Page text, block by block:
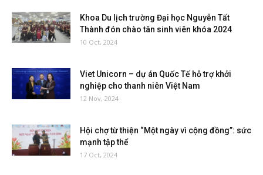
Khoa Du lịch trường Đại học Nguyễn Tất
Thành đón chào tân sinh viên khóa 2024
10 Oct, 2024
Viet Unicorn – dự án Quốc Tế hỗ trợ khởi
nghiệp cho thanh niên Việt Nam
12 Nov, 2024
Hội chợ từ thiện “Một ngày vì cộng đồng”: sức
mạnh tập thể
17 Oct, 2024